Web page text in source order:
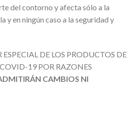
del contorno y afecta sólo a la
y en ningún caso a la seguridad y
DE LOS PRODUCTOS DE
19 POR RAZONES
CAMBIOS NI